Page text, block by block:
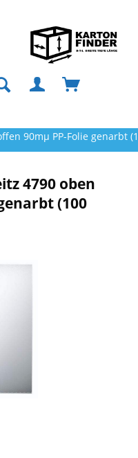
90mµ PP-Folie genarbt
4790 oben
(100